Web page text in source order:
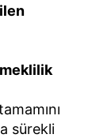
sürekli